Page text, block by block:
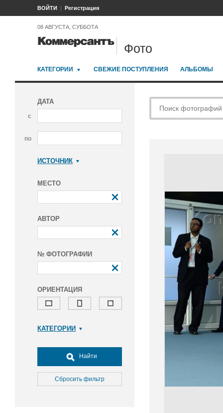
ВОЙТИ Регистрация
08 АВГУСТА, СУББОТА
Фото
КАТЕГОРИИ СВЕЖИЕ ПОСТУПЛЕНИЯ АЛЬБОМЫ
ДАТА
с
по
ИСТОЧНИК
МЕСТО
АВТОР
№ ФОТОГРАФИИ
ОРИЕНТАЦИЯ
КАТЕГОРИИ
Досуг, туризм и отдых
Культура
Медицина
Найти
Сбросить фильтр